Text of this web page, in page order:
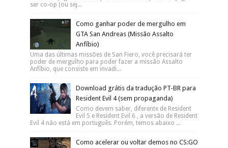
ser co-op (ou sej...
Como ganhar poder de mergulho em
GTA San Andreas (Missão Assalto
Anfíbio)
Uma das últimas missões de San Fiero, você precisará ter
poder de mergulho para poder fazer a missão Assalto
Anfíbio, que consiste em invadi...
Download grátis da tradução PT-BR para
Resident Evil 4 (sem propaganda)
Como devem saber, diferente de Resident
Evil 5 e Resident Evil 6 , a versão de Resident
Evil 4 não está em português. Porém, temos abaixo ...
Como acelerar ou voltar demos no CS:GO